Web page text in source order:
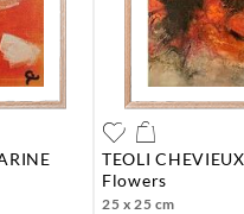
TEOLI
flowers
25 x 25 cm